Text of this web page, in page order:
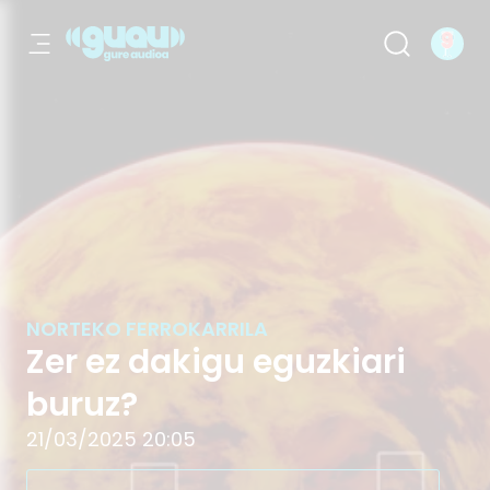
NORTEKO FERROKARRILA
Zer ez dakigu eguzkiari
buruz?
21/03/2025 20:05